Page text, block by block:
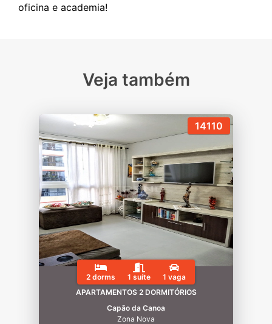
Veja também
14110
2 dorms 1 suíte
1 vaga
APARTAMENTOS 2 DORMITÓRIOS
Capão da Canoa
Zona Nova